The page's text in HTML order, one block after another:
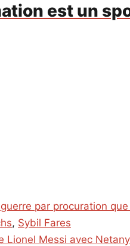
est un
par procuration
, Sybil Fares
Lionel Messi avec